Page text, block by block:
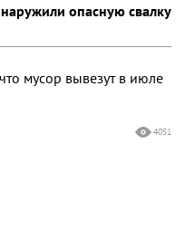
опасную свалку
мусор вывезут в июле
4051